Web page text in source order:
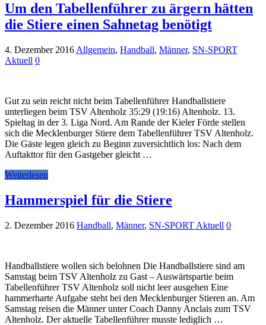
Um den Tabellenführer zu ärgern hätten
die Stiere einen Sahnetag benötigt
4. Dezember 2016 Allgemein, Handball, Männer, SN-SPORT
Aktuell 0
Gut zu sein reicht nicht beim Tabellenführer Handballstiere
unterliegen beim TSV Altenholz 35:29 (19:16) Altenholz. 13.
Spieltag in der 3. Liga Nord. Am Rande der Kieler Förde stellen
sich die Mecklenburger Stiere dem Tabellenführer TSV Altenholz.
Die Gäste legen gleich zu Beginn zuversichtlich los: Nach dem
Auftakttor für den Gastgeber gleicht …
Weiterlesen
Hammerspiel für die Stiere
2. Dezember 2016 Handball, Männer, SN-SPORT Aktuell 0
Handballstiere wollen sich belohnen Die Handballstiere sind am
Samstag beim TSV Altenholz zu Gast – Auswärtspartie beim
Tabellenführer TSV Altenholz soll nicht leer ausgehen Eine
hammerharte Aufgabe steht bei den Mecklenburger Stieren an. Am
Samstag reisen die Männer unter Coach Danny Anclais zum TSV
Altenholz. Der aktuelle Tabellenführer musste lediglich …